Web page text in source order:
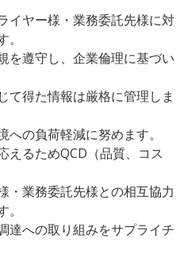
イヤー様・業務委託先様に対
を遵守し、企業倫理に基づい
て得た情報は厳格に管理しま
への負荷軽減に努めます。
えるためQCD（品質、コス
・業務委託先様との相互協力
達への取り組みをサプライチ